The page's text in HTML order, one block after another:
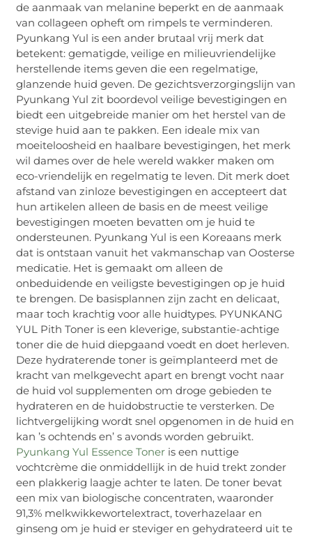
de aanmaak van melanine beperkt en de aanmaak
van collageen opheft om rimpels te verminderen.
Pyunkang Yul is een ander brutaal vrij merk dat
betekent: gematigde, veilige en milieuvriendelijke
herstellende items geven die een regelmatige,
glanzende huid geven. De gezichtsverzorgingslijn van
Pyunkang Yul zit boordevol veilige bevestigingen en
biedt een uitgebreide manier om het herstel van de
stevige huid aan te pakken. Een ideale mix van
moeiteloosheid en haalbare bevestigingen, het merk
wil dames over de hele wereld wakker maken om
eco-vriendelijk en regelmatig te leven. Dit merk doet
afstand van zinloze bevestigingen en accepteert dat
hun artikelen alleen de basis en de meest veilige
bevestigingen moeten bevatten om je huid te
ondersteunen. Pyunkang Yul is een Koreaans merk
dat is ontstaan ​​vanuit het vakmanschap van Oosterse
medicatie. Het is gemaakt om alleen de
onbeduidende en veiligste bevestigingen op je huid
te brengen. De basisplannen zijn zacht en delicaat,
maar toch krachtig voor alle huidtypes. PYUNKANG
YUL Pith Toner is een kleverige, substantie-achtige
toner die de huid diepgaand voedt en doet herleven.
Deze hydraterende toner is geïmplanteerd met de
kracht van melkgevecht apart en brengt vocht naar
de huid vol supplementen om droge gebieden te
hydrateren en de huidobstructie te versterken. De
lichtvergelijking wordt snel opgenomen in de huid en
kan ’s ochtends en’ s avonds worden gebruikt.
Pyunkang Yul Essence Toner is een nuttige
vochtcrème die onmiddellijk in de huid trekt zonder
een plakkerig laagje achter te laten. De toner bevat
een mix van biologische concentraten, waaronder
91,3% melkwikkewortelextract, toverhazelaar en
ginseng om je huid er steviger en gehydrateerd uit te